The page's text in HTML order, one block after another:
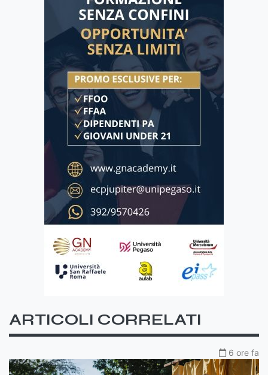
ARTICOLI CORRELATI
6 ore fa